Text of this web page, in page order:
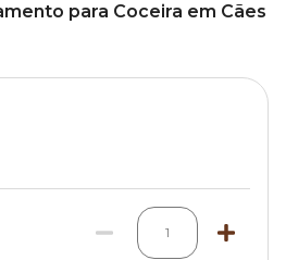
para Coceira em Cães
1